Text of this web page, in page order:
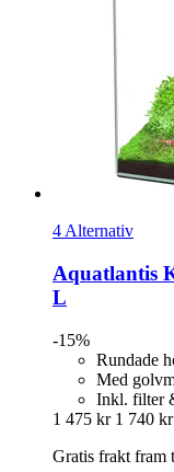
4 Alternativ
Aquatlantis
L
-15%
Rundade
Med
Inkl. filter
1 475 kr 1 740 kr
Gratis frakt fram